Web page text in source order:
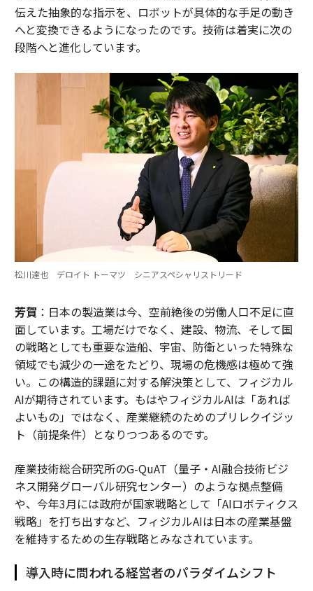
伝えた抽象的な指示を、ロボットが具体的な手足の動き
へと変換できるようになったのです。技術は着実に次の
段階へと進化しています。
松川達也 デロイト トーマツ シニアスペシャリストリード
芳賀 ：日本の製造業は今、空前絶後の労働人口不足に直
面しています。工場だけでなく、建設、物流、そして国
の戦略としても重要な造船、宇宙、防衛といった特殊な
領域でも減少の一途をたどり、現場の危機感は極めて強
い。この構造的課題に対する解決策として、フィジカル
AIが期待されています。もはやフィジカルAIは「あれば
よいもの」ではなく、産業継続のためのプリレクイジッ
ト（前提条件）となりつつあるのです。
産業技術総合研究所のG-QuAT（量子・AI融合技術ビジ
ネス開発グローバル研究センター）のような拠点整備
や、今年3月には政府が国家戦略として「AIロボティクス
戦略」を打ち出すなど、フィジカルAIは日本の産業基盤
を維持するための生存戦略とみなされています。
導入時に問われる経営者のパラダイムシフト